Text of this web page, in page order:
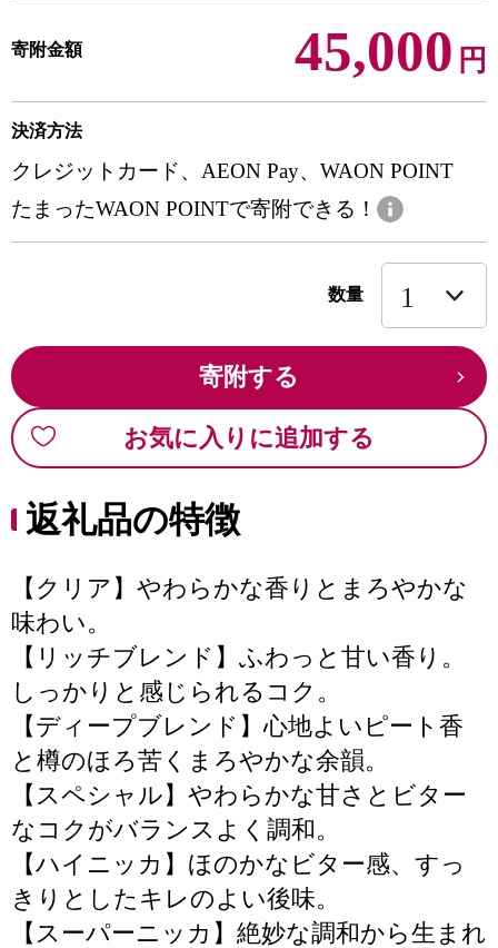
寄附金額 45,000 円
決済方法
クレジットカード、AEON Pay、WAON POINT
たまったWAON POINTで寄附できる！
数量
寄附する
お気に入りに追加する
返礼品の特徴
【クリア】やわらかな香りとまろやかな
味わい。
【リッチブレンド】ふわっと甘い香り。
しっかりと感じられるコク。
【ディープブレンド】心地よいピート香
と樽のほろ苦くまろやかな余韻。
【スペシャル】やわらかな甘さとビター
なコクがバランスよく調和。
【ハイニッカ】ほのかなビター感、すっ
きりとしたキレのよい後味。
【スーパーニッカ】絶妙な調和から生まれ